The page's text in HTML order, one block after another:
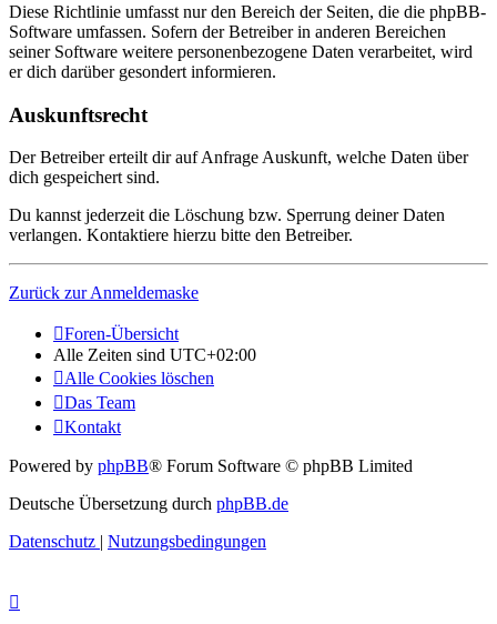
Diese Richtlinie umfasst nur den Bereich der Seiten, die die phpBB-
Software umfassen. Sofern der Betreiber in anderen Bereichen
seiner Software weitere personenbezogene Daten verarbeitet, wird
er dich darüber gesondert informieren.
Auskunftsrecht
Der Betreiber erteilt dir auf Anfrage Auskunft, welche Daten über
dich gespeichert sind.
Du kannst jederzeit die Löschung bzw. Sperrung deiner Daten
verlangen. Kontaktiere hierzu bitte den Betreiber.
Zurück zur Anmeldemaske
Foren-Übersicht
Alle Zeiten sind UTC+02:00
Alle Cookies löschen
Das Team
Kontakt
Powered by phpBB® Forum Software © phpBB Limited
Deutsche Übersetzung durch phpBB.de
Datenschutz | Nutzungsbedingungen